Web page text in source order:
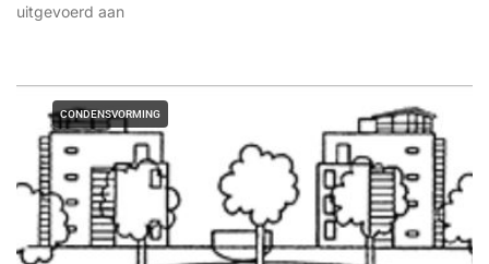
uitgevoerd aan
CONDENSVORMING